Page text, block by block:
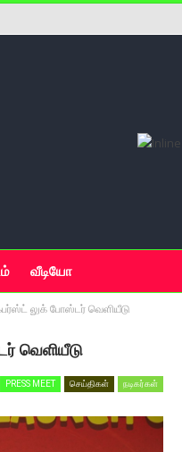
வீடியோ
லுக் போஸ்டர் வெளியீடு
வெளியீடு
PRESS MEET செய்திகள் நடிகர்கள்